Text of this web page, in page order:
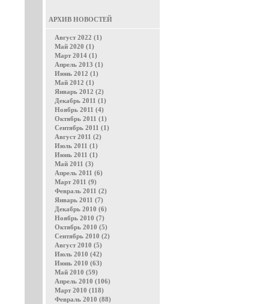
АРХИВ НОВОСТЕЙ
Август 2022 (1)
Май 2020 (1)
Март 2014 (1)
Апрель 2013 (1)
Июнь 2012 (1)
Май 2012 (1)
Январь 2012 (2)
Декабрь 2011 (1)
Ноябрь 2011 (4)
Октябрь 2011 (1)
Сентябрь 2011 (1)
Август 2011 (2)
Июль 2011 (1)
Июнь 2011 (1)
Май 2011 (3)
Апрель 2011 (6)
Март 2011 (9)
Февраль 2011 (2)
Январь 2011 (7)
Декабрь 2010 (6)
Ноябрь 2010 (7)
Октябрь 2010 (5)
Сентябрь 2010 (2)
Август 2010 (5)
Июль 2010 (42)
Июнь 2010 (63)
Май 2010 (59)
Апрель 2010 (106)
Март 2010 (118)
Февраль 2010 (88)